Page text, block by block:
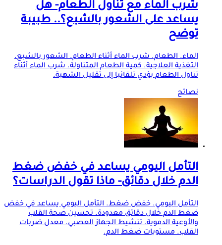
شرب الماء مع تناول الطعام- هل
يساعد على الشعور بالشبع؟.. طبيبة
توضح
الماء. الطعام. شرب الماء أثناء الطعام. الشعور بالشبع.
التغذية العلاجية. كمية الطعام المتناولة. شرب الماء أثناء
تناول الطعام يؤدي تلقائيا إلى تقليل الشهية.
نصائح
التأمل اليومي يساعد في خفض ضغط
الدم خلال دقائق- ماذا تقول الدراسات؟
التأمل اليومي. خفض ضغط. التأمل اليومي يساعد في خفض
ضغط الدم خلال دقائق معدودة. تحسين صحة القلب
والأوعية الدموية. تنشيط الجهاز العصبي. معدل ضربات
القلب. مستويات ضغط الدم.